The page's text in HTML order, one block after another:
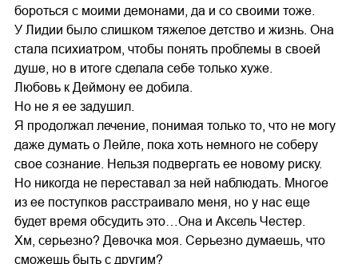
бороться с моими демонами, да и со своими тоже.
У Лидии было слишком тяжелое детство и жизнь. Она
стала психиатром, чтобы понять проблемы в своей
душе, но в итоге сделала себе только хуже.
Любовь к Деймону ее добила.
Но не я ее задушил.
Я продолжал лечение, понимая только то, что не могу
даже думать о Лейле, пока хоть немного не соберу
свое сознание. Нельзя подвергать ее новому риску.
Но никогда не переставал за ней наблюдать. Многое
из ее поступков расстраивало меня, но у нас еще
будет время обсудить это…Она и Аксель Честер.
Хм, серьезно? Девочка моя. Серьезно думаешь, что
сможешь быть с другим?